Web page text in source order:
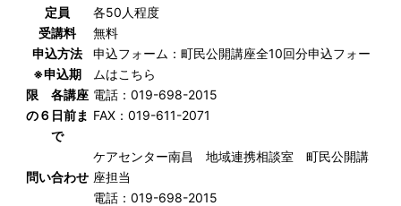
定員
各50人程度
受講料
無料
申込方法
※申込期
限 各講座
の６日前ま
で
申込フォーム：町民公開講座全10回分申込フォー
ムはこちら
電話：019-698-2015
FAX：019-611-2071
問い合わせ
ケアセンター南昌 地域連携相談室 町民公開講
座担当
電話：019-698-2015